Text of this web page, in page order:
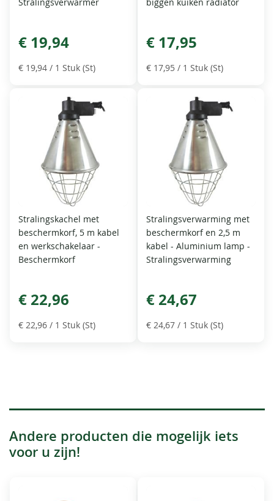
€ 19,94
€ 19,94 / 1 Stuk (St)
€ 17,95
€ 17,95 / 1 Stuk (St)
Stralingskachel met
beschermkorf, 5 m kabel
en werkschakelaar -
Beschermkorf
€ 22,96
€ 22,96 / 1 Stuk (St)
Stralingsverwarming met
beschermkorf en 2,5 m
kabel - Aluminium lamp -
Stralingsverwarming
€ 24,67
€ 24,67 / 1 Stuk (St)
Andere producten die mogelijk iets
voor u zijn!